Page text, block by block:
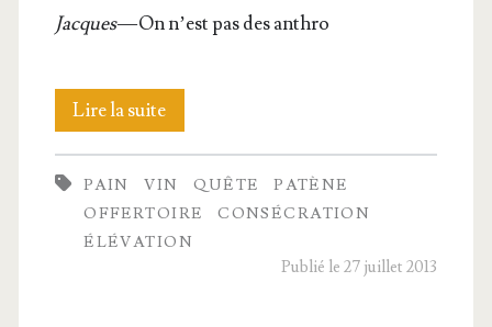
Jacques— On n’est pas des anthro
Lire la suiteIII.
Le
pain
et
PAIN VIN QUÊTE
PATÈNE
OFFERTOIRE
CONSÉCRATION
ÉLÉVATION
Publié le 27 juillet 2013